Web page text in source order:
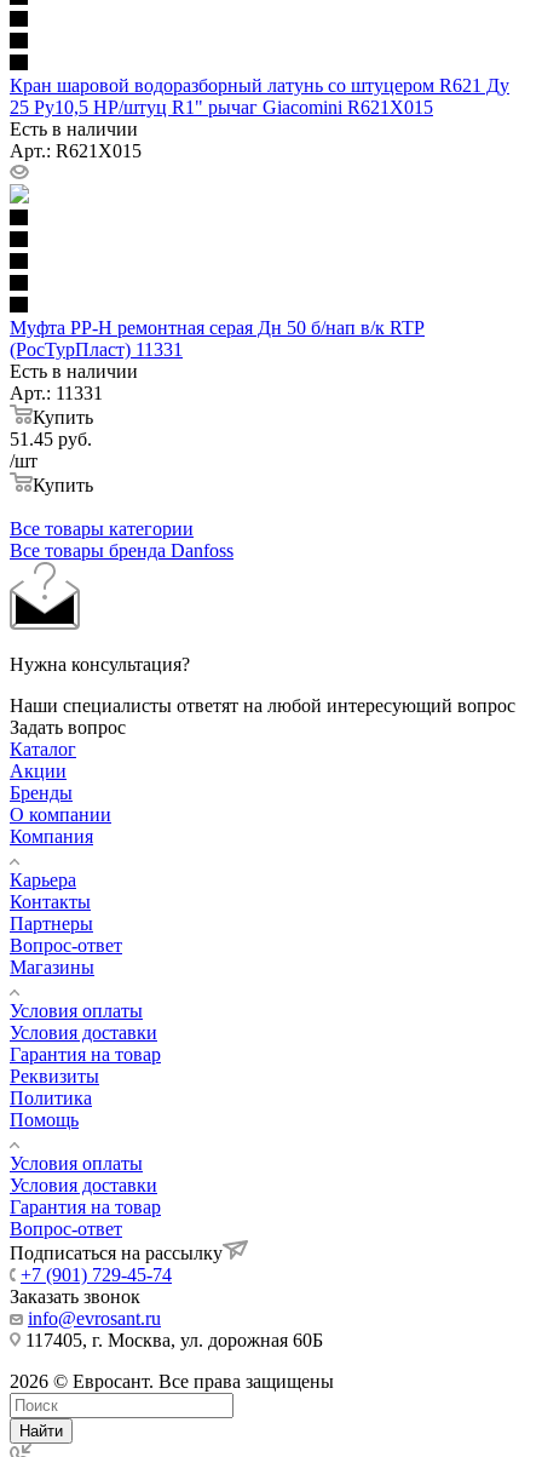
Кран шаровой водоразборный латунь со штуцером R621 Ду
25 Ру10,5 НР/штуц R1" рычаг Giacomini R621X015
Есть в наличии
Арт.: R621X015
Муфта PP-H ремонтная серая Дн 50 б/нап в/к RTP
(РосТурПласт) 11331
Есть в наличии
Арт.: 11331
Купить
51.45 руб.
/шт
Купить
Все товары категории
Все товары бренда Danfoss
Нужна консультация?
Наши специалисты ответят на любой интересующий вопрос
Задать вопрос
Каталог
Акции
Бренды
О компании
Компания
Карьера
Контакты
Партнеры
Вопрос-ответ
Магазины
Условия оплаты
Условия доставки
Гарантия на товар
Реквизиты
Политика
Помощь
Условия оплаты
Условия доставки
Гарантия на товар
Вопрос-ответ
Подписаться на рассылку
+7 (901) 729-45-74
Заказать звонок
info@evrosant.ru
117405, г. Москва, ул. дорожная 60Б
2026 © Евросант. Все права защищены
Найти